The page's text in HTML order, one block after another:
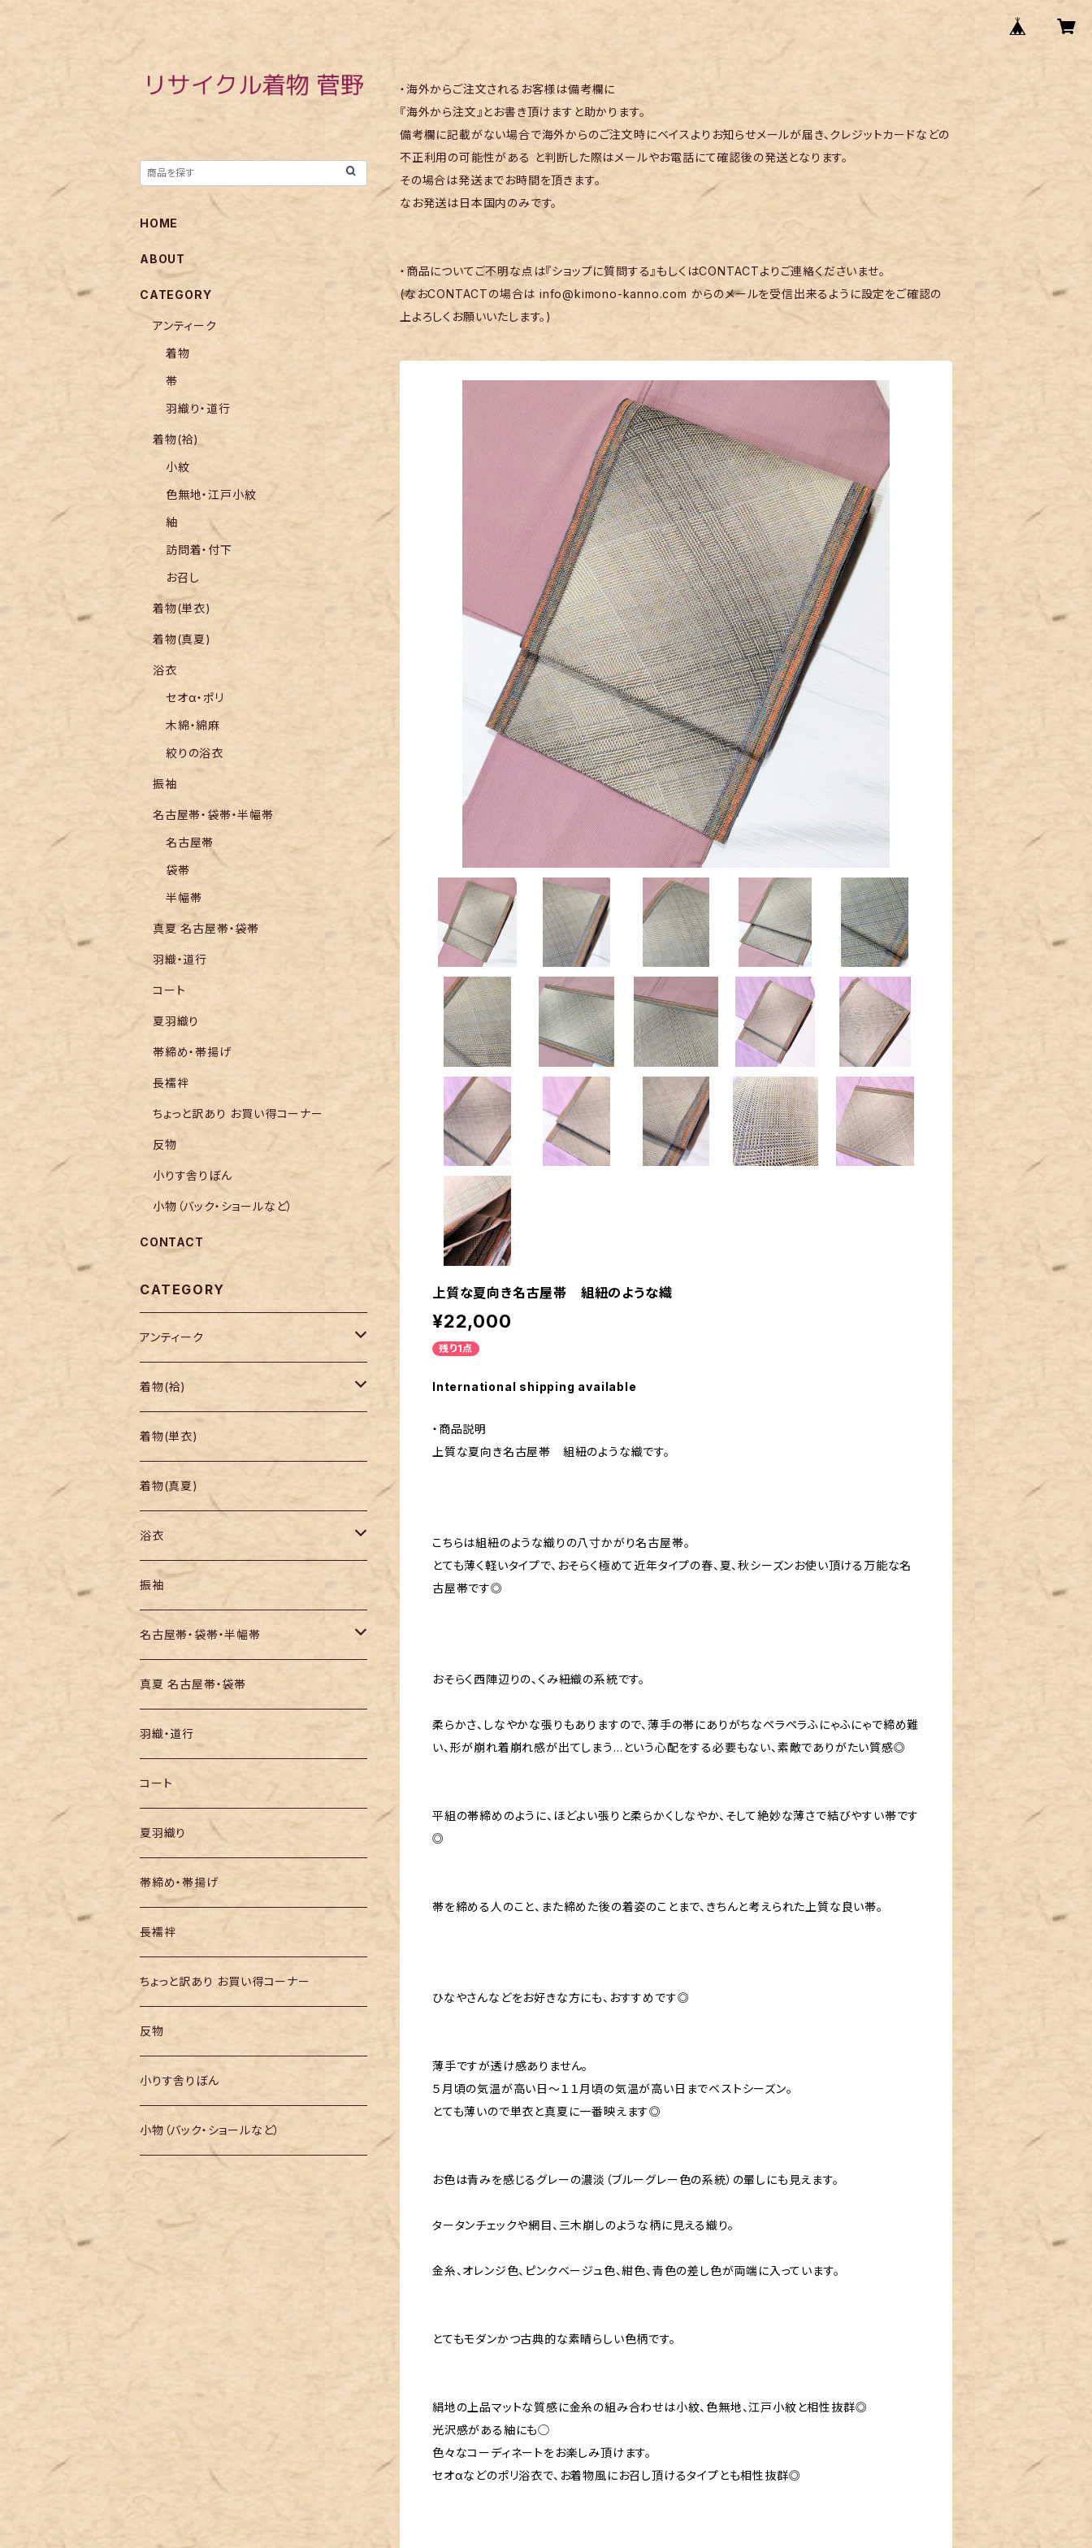
・海外からご注文されるお客様は備考欄に
『海外から注文』とお書き頂けますと助かります。
備考欄に記載がない場合で海外からのご注文時にベイスよりお知らせメールが届き、クレジットカードなどの
不正利用の可能性がある と判断した際はメールやお電話にて確認後の発送となります。
その場合は発送までお時間を頂きます。
なお発送は日本国内のみです。
・商品についてご不明な点は『ショップに質問する』もしくはCONTACTよりご連絡くださいませ。
(なおCONTACTの場合はinfo@kimono-kanno.com からのメールを受信出来るように設定をご確認の
上よろしくお願いいたします。)
上質な夏向き名古屋帯 組紐のような織
¥22,000
残り1点
International shipping available
・商品説明
上質な夏向き名古屋帯 組紐のような織です。
こちらは組紐のような織りの八寸かがり名古屋帯。
とても薄く軽いタイプで、おそらく極めて近年タイプの春、夏、秋シーズンお使い頂ける万能な名
古屋帯です◎
おそらく西陣辺りの、くみ紐織の系統です。
柔らかさ、しなやかな張りもありますので、薄手の帯にありがちなペラペラふにゃふにゃで締め難
い、形が崩れ着崩れ感が出てしまう…という心配をする必要もない、素敵でありがたい質感◎
平組の帯締めのように、ほどよい張りと柔らかくしなやか、そして絶妙な薄さで結びやすい帯です
◎
帯を締める人のこと、また締めた後の着姿のことまで、きちんと考えられた上質な良い帯。
ひなやさんなどをお好きな方にも、おすすめです◎
薄手ですが透け感ありません。
５月頃の気温が高い日〜１１月頃の気温が高い日までベストシーズン。
とても薄いので単衣と真夏に一番映えます◎
お色は青みを感じるグレーの濃淡（ブルーグレー色の系統）の暈しにも見えます。
タータンチェックや網目、三木崩しのような柄に見える織り。
金糸、オレンジ色、ピンクベージュ色、紺色、青色の差し色が両端に入っています。
とてもモダンかつ古典的な素晴らしい色柄です。
絹地の上品マットな質感に金糸の組み合わせは小紋、色無地、江戸小紋と相性抜群◎
光沢感がある紬にも◯
色々なコーディネートをお楽しみ頂けます。
セオαなどのポリ浴衣で、お着物風にお召し頂けるタイプとも相性抜群◎
HOME
ABOUT
CATEGORY
アンティーク
着物
帯
羽織り・道行
着物(袷)
小紋
色無地・江戸小紋
紬
訪問着・付下
お召し
着物(単衣)
着物(真夏)
浴衣
セオα・ポリ
木綿・綿麻
絞りの浴衣
振袖
名古屋帯・袋帯・半幅帯
名古屋帯
袋帯
半幅帯
真夏 名古屋帯・袋帯
羽織・道行
コート
夏羽織り
帯締め・帯揚げ
長襦袢
ちょっと訳あり お買い得コーナー
反物
小りす舎りぼん
小物（バック・ショールなど）
CONTACT
CATEGORY
アンティーク
着物
帯
羽織り・道行
着物(袷)
小紋
色無地・江戸小紋
紬
訪問着・付下
お召し
着物(単衣)
着物(真夏)
浴衣
セオα・ポリ
木綿・綿麻
絞りの浴衣
振袖
名古屋帯・袋帯・半幅帯
名古屋帯
袋帯
半幅帯
真夏 名古屋帯・袋帯
羽織・道行
コート
夏羽織り
帯締め・帯揚げ
長襦袢
ちょっと訳あり お買い得コーナー
反物
小りす舎りぼん
小物（バック・ショールなど）